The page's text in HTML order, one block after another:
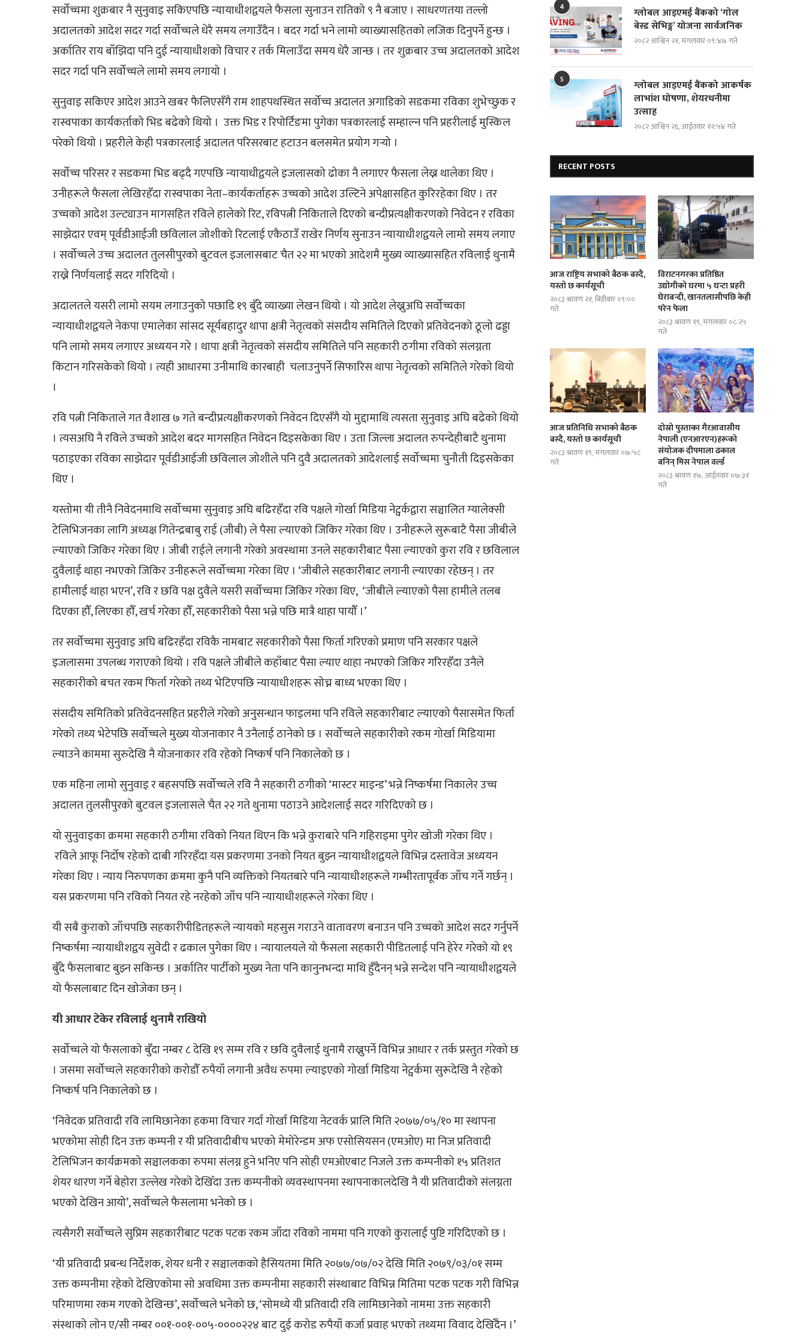
सर्वोच्चमा शुक्रबार नै सुनुवाइ सकिएपछि न्यायाधीशद्वयले फैसला सुनाउन रातिको ९ नै बजाए । साधरणतया तल्लो
अदालतको आदेश सदर गर्दा सर्वोच्चले धेरै समय लगाउँदैन । बदर गर्दा भने लामो व्याख्यासहितको लजिक दिनुपर्ने हुन्छ ।
अर्कातिर राय बाँझिदा पनि दुई न्यायाधीशको विचार र तर्क मिलाउँदा समय धेरै जान्छ । तर शुक्रबार उच्च अदालतको आदेश
सदर गर्दा पनि सर्वोच्चले लामो समय लगायो ।
सुनुवाइ सकिएर आदेश आउने खबर फैलिएसँगै राम शाहपथस्थित सर्वोच्च अदालत अगाडिको सडकमा रविका शुभेच्छुक र
रास्वपाका कार्यकर्ताको भिड बढेको थियो । उक्त भिड र रिपोर्टिङमा पुगेका पत्रकारलाई सम्हाल्न पनि प्रहरीलाई मुस्किल
परेको थियो । प्रहरीले केही पत्रकारलाई अदालत परिसरबाट हटाउन बलसमेत प्रयोग गर्‍यो ।
सर्वोच्च परिसर र सडकमा भिड बढ्दै गएपछि न्यायाधीद्वयले इजलासको ढोका नै लगाएर फैसला लेख्न थालेका थिए ।
उनीहरूले फैसला लेखिरहँदा रास्वपाका नेता–कार्यकर्ताहरू उच्चको आदेश उल्टिने अपेक्षासहित कुरिरहेका थिए । तर
उच्चको आदेश उल्ट्याउन मागसहित रविले हालेको रिट, रविपत्नी निकिताले दिएको बन्दीप्रत्यक्षीकरणको निवेदन र रविका
साझेदार एवम् पूर्वडीआईजी छविलाल जोशीको रिटलाई एकैठाउँ राखेर निर्णय सुनाउन न्यायाधीशद्वयले लामो समय लगाए
। सर्वोच्चले उच्च अदालत तुलसीपुरको बुटवल इजलासबाट चैत २२ मा भएको आदेशमै मुख्य व्याख्यासहित रविलाई थुनामै
राख्ने निर्णयलाई सदर गरिदियो ।
अदालतले यसरी लामो सयम लगाउनुको पछाडि १९ बुँदे व्याख्या लेखन थियो । यो आदेश लेख्नुअघि सर्वोच्चका
न्यायाधीशद्वयले नेकपा एमालेका सांसद सूर्यबहादुर थापा क्षत्री नेतृत्वको संसदीय समितिले दिएको प्रतिवेदनको ठूलो ढड्डा
पनि लामो समय लगाएर अध्ययन गरे । थापा क्षत्री नेतृत्वको संसदीय समितिले पनि सहकारी ठगीमा रविको संलग्नता
किटान गरिसकेको थियो । त्यही आधारमा उनीमाथि कारबाही चलाउनुपर्ने सिफारिस थापा नेतृत्वको समितिले गरेको थियो
।
रवि पत्नी निकिताले गत वैशाख ७ गते बन्दीप्रत्यक्षीकरणको निवेदन दिएसँगै यो मुद्दामाथि त्यसता सुनुवाइ अघि बढेको थियो
। त्यसअघि नै रविले उच्चको आदेश बदर मागसहित निवेदन दिइसकेका थिए । उता जिल्ला अदालत रुपन्देहीबाटै थुनामा
पठाइएका रविका साझेदार पूर्वडीआईजी छविलाल जोशीले पनि दुवै अदालतको आदेशलाई सर्वोच्चमा चुनौती दिइसकेका
थिए ।
यस्तोमा यी तीनै निवेदनमाथि सर्वोच्चमा सुनुवाइ अघि बढिरहँदा रवि पक्षले गोर्खा मिडिया नेट्वर्कद्वारा सञ्चालित ग्यालेक्सी
टेलिभिजनका लागि अध्यक्ष गितेन्द्रबाबु राई (जीबी) ले पैसा ल्याएको जिकिर गरेका थिए । उनीहरूले सुरूबाटै पैसा जीबीले
ल्याएको जिकिर गरेका थिए । जीबी राईले लगानी गरेको अवस्थामा उनले सहकारीबाट पैसा ल्याएको कुरा रवि र छविलाल
दुवैलाई थाहा नभएको जिकिर उनीहरूले सर्वोच्चमा गरेका थिए । ‘जीबीले सहकारीबाट लगानी ल्याएका रहेछन् । तर
हामीलाई थाहा भएन’, रवि र छवि पक्ष दुवैले यसरी सर्वोच्चमा जिकिर गरेका थिए, ‘जीबीले ल्याएको पैसा हामीले तलब
दिएका हौँ, लिएका हौँ, खर्च गरेका हौँ, सहकारीको पैसा भन्ने पछि मात्रै थाहा पायौँ ।’
तर सर्वोच्चमा सुनुवाइ अघि बढिरहँदा रविकै नामबाट सहकारीको पैसा फिर्ता गरिएको प्रमाण पनि सरकार पक्षले
इजलासमा उपलब्ध गराएको थियो । रवि पक्षले जीबीले कहाँबाट पैसा ल्याए थाहा नभएको जिकिर गरिरहँदा उनैले
सहकारीको बचत रकम फिर्ता गरेको तथ्य भेटिएपछि न्यायाधीशहरू सोच्न बाध्य भएका थिए ।
संसदीय समितिको प्रतिवेदनसहित प्रहरीले गरेको अनुसन्धान फाइलमा पनि रविले सहकारीबाट ल्याएको पैसासमेत फिर्ता
गरेको तथ्य भेटेपछि सर्वोच्चले मुख्य योजनाकार नै उनैलाई ठानेको छ । सर्वोच्चले सहकारीको रकम गोर्खा मिडियामा
ल्याउने काममा सुरुदेखि नै योजनाकार रवि रहेको निष्कर्ष पनि निकालेको छ ।
एक महिना लामो सुनुवाइ र बहसपछि सर्वोच्चले रवि नै सहकारी ठगीको ‘मास्टर माइन्ड’ भन्ने निष्कर्षमा निकालेर उच्च
अदालत तुलसीपुरको बुटवल इजलासले चैत २२ गते थुनामा पठाउने आदेशलाई सदर गरिदिएको छ ।
यो सुनुवाइका क्रममा सहकारी ठगीमा रविको नियत थिएन कि भन्ने कुराबारे पनि गहिराइमा पुगेर खोजी गरेका थिए ।
रविले आफू निर्दोष रहेको दाबी गरिरहँदा यस प्रकरणमा उनको नियत बुझ्न न्यायाधीशद्वयले विभिन्न दस्तावेज अध्ययन
गरेका थिए । न्याय निरुपणका क्रममा कुनै पनि व्यक्तिको नियतबारे पनि न्यायाधीशहरूले गम्भीरतापूर्वक जाँच गर्ने गर्छन् ।
यस प्रकरणमा पनि रविको नियत रहे नरहेको जाँच पनि न्यायाधीशहरूले गरेका थिए ।
यी सबै कुराको जाँचपछि सहकारीपीडितहरूले न्यायको महसुस गराउने वातावरण बनाउन पनि उच्चको आदेश सदर गर्नुपर्ने
निष्कर्षमा न्यायाधीशद्वय सुवेदी र ढकाल पुगेका थिए । न्यायालयले यो फैसला सहकारी पीडितलाई पनि हेरेर गरेको यो १९
बुँदे फैसलाबाट बुझ्न सकिन्छ । अर्कातिर पार्टीको मुख्य नेता पनि कानुनभन्दा माथि हुँदैनन् भन्ने सन्देश पनि न्यायाधीशद्वयले
यो फैसलाबाट दिन खोजेका छन् ।
यी आधार टेकेर रविलाई थुनामै राखियो
सर्वोच्चले यो फैसलाको बुँदा नम्बर ८ देखि १९ सम्म रवि र छवि दुवैलाई थुनामै राख्नुपर्ने विभिन्न आधार र तर्क प्रस्तुत गरेको छ
। जसमा सर्वोच्चले सहकारीको करोडौँ रुपैयाँ लगानी अवैध रुपमा ल्याइएको गोर्खा मिडिया नेट्वर्कमा सुरूदेखि नै रहेको
निष्कर्ष पनि निकालेको छ ।
‘निवेदक प्रतिवादी रवि लामिछानेका हकमा विचार गर्दा गोर्खा मिडिया नेटवर्क प्रालि मिति २०७७/०५/१० मा स्थापना
भएकोमा सोही दिन उक्त कम्पनी र यी प्रतिवादीबीच भएको मेमोरेन्डम अफ एसोसियसन (एमओए) मा निज प्रतिवादी
टेलिभिजन कार्यक्रमको सञ्चालकका रुपमा संलग्न हुने भनिए पनि सोही एमओएबाट निजले उक्त कम्पनीको १५ प्रतिशत
शेयर धारण गर्ने बेहोरा उल्लेख गरेको देखिँदा उक्त कम्पनीको व्यवस्थापनमा स्थापनाकालदेखि नै यी प्रतिवादीको संलग्नता
भएको देखिन आयो’, सर्वोच्चले फैसलामा भनेको छ ।
त्यसैगरी सर्वोच्चले सुप्रिम सहकारीबाट पटक पटक रकम जाँदा रविको नाममा पनि गएको कुरालाई पुष्टि गरिदिएको छ ।
‘यी प्रतिवादी प्रबन्ध निर्देशक, शेयर धनी र सञ्चालकको हैसियतमा मिति २०७७/०७/०२ देखि मिति २०७९/०३/०१ सम्म
उक्त कम्पनीमा रहेको देखिएकोमा सो अवधिमा उक्त कम्पनीमा सहकारी संस्थाबाट विभिन्न मितिमा पटक पटक गरी विभिन्न
परिमाणमा रकम गएको देखिन्छ’, सर्वोच्चले भनेको छ, ‘सोमध्ये यी प्रतिवादी रवि लामिछानेको नाममा उक्त सहकारी
संस्थाको लोन ए/सी नम्बर ००१-००१-००५-००००२२४ बाट दुई करोड रुपैयाँ कर्जा प्रवाह भएको तथ्यमा विवाद देखिँदैन ।’
4
ग्लोबल आइएमई बैंकको ‘गोल
बेस्ड सेभिङ्ग’ योजना सार्वजनिक
२०८२ आश्विन २१, मंगलवार ०९:४७ गते
5
ग्लोबल आइएमई बैंकको आकर्षक
लाभांश घोषणा, शेयरधनीमा
उत्साह
२०८२ आश्विन २६, आईतवार १२:५४ गते
RECENT POSTS
आज राष्ट्रिय सभाको बैठक बस्दै,
यस्तो छ कार्यसूची
२०८३ श्रावण २१, बिहीबार ०९:००
गते
विराटनगरका प्रतिष्ठित
उद्योगीको घरमा ५ घन्टा प्रहरी
घेराबन्दी, खानतलासीपछि केही
परेन फेला
२०८३ श्रावण १९, मंगलवार ०८:२५
गते
आज प्रतिनिधि सभाको बैठक
बस्दै, यस्तो छ कार्यसूची
२०८३ श्रावण १९, मंगलवार ०७:५८
गते
दोस्रो पुस्ताका गैरआवासीय
नेपाली (एनआरएन)हरूको
संयोजक दीपमाला ढकाल
बनिन् मिस नेपाल वर्ल्ड
२०८३ श्रावण १७, आईतवार ०७:३१
गते